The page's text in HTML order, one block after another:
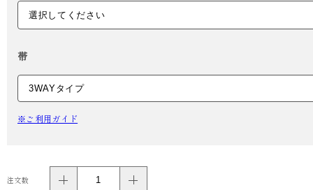
帯
※ご利用ガイド
注文数